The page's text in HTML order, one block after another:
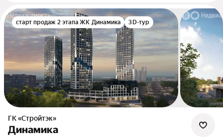
старт продаж 2 этапа ЖК Динамика 3D-тур
ГК «Стройтэк»
Динамика